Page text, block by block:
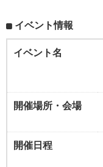
イベント情報
イベント名
開催場所・会場
開催日程